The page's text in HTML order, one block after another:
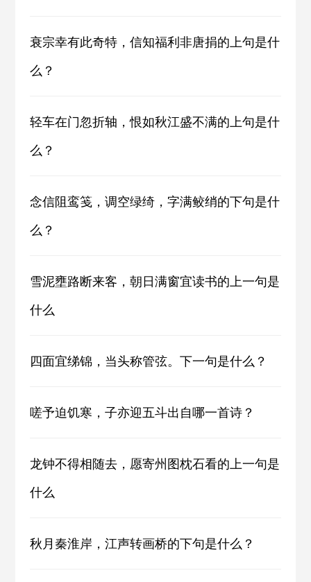
衰宗幸有此奇特，信知福利非唐捐的上句是什
么？
轻车在门忽折轴，恨如秋江盛不满的上句是什
么？
念信阻鸾笺，调空绿绮，字满鲛绡的下句是什
么？
雪泥壅路断来客，朝日满窗宜读书的上一句是
什么
四面宜绨锦，当头称管弦。下一句是什么？
嗟予迫饥寒，子亦迎五斗出自哪一首诗？
龙钟不得相随去，愿寄州图枕石看的上一句是
什么
秋月秦淮岸，江声转画桥的下句是什么？